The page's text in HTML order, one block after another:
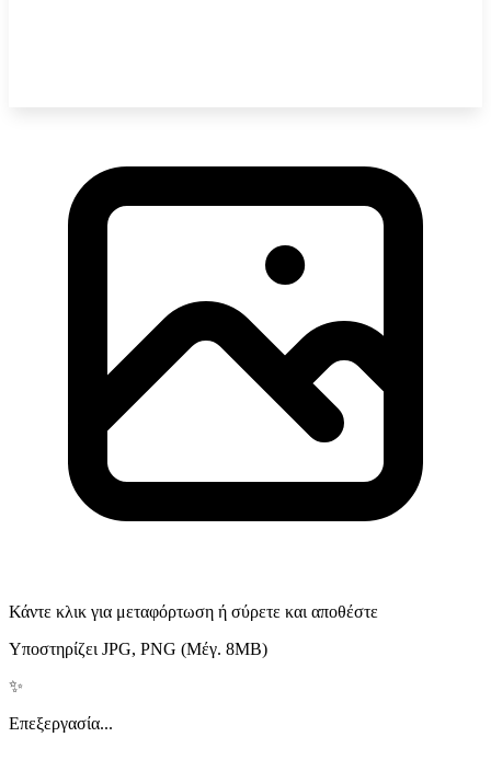
Κάντε κλικ για μεταφόρτωση ή σύρετε και αποθέστε
Υποστηρίζει JPG, PNG (Μέγ. 8MB)
✨
Επεξεργασία...